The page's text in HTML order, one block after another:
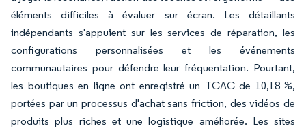
éléments difficiles à évaluer sur écran. Les détaillants
indépendants s'appuient sur les services de réparation, les
configurations personnalisées et les événements
communautaires pour défendre leur fréquentation. Pourtant,
les boutiques en ligne ont enregistré un TCAC de 10,18 %,
portées par un processus d'achat sans friction, des vidéos de
produits plus riches et une logistique améliorée. Les sites